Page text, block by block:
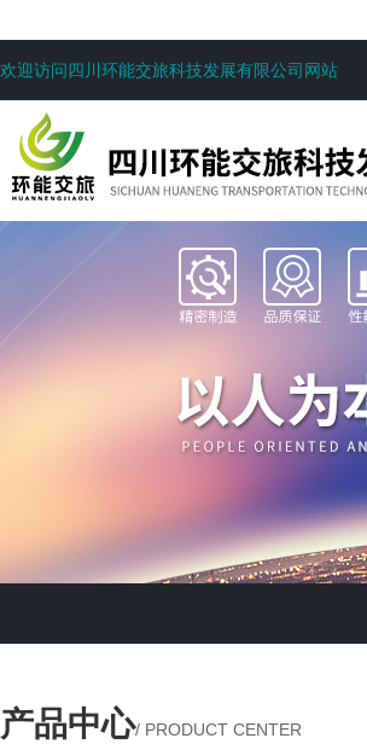
欢迎访问四川环能交旅科技发展有限公司网站
产品中心/ PRODUCT CENTER